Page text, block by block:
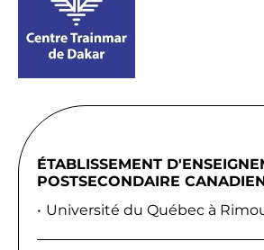
ÉTABLISSEMENT
POSTSECONDAIRE
Université du Québec à